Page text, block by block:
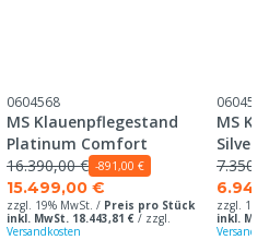
0604568
MS Klauenpflegestand
Platinum Comfort
16.390,00 € -891,00 €
15.499,00 €
zzgl. 19% MwSt. / Preis pro Stück
inkl. MwSt. 18.443,81 € / zzgl.
Versandkosten
0604593
MS
Silver
zzgl.
inkl.